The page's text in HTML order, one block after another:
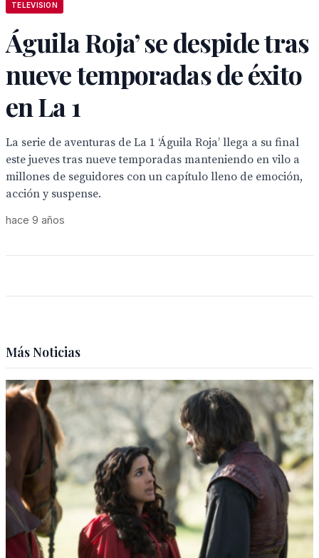
TELEVISION
Águila Roja’ se despide tras
nueve temporadas de éxito
en La 1
La serie de aventuras de La 1 ‘Águila Roja’ llega a su final
este jueves tras nueve temporadas manteniendo en vilo a
millones de seguidores con un capítulo lleno de emoción,
acción y suspense.
hace 9 años
Más Noticias